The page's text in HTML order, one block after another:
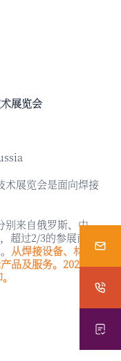
展览会
展览会是面向焊接
别来自俄罗斯、中
超过2/3的参展商是首
从焊接设备、材料到
品及服务。2024年展